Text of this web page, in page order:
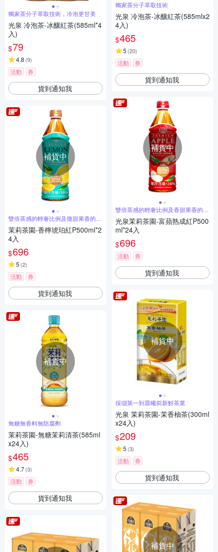
獨家茶分子萃取技術，冷泡更甘美
光泉 冷泡茶-冰釀紅茶(585ml*4
入)
$79
4.8 (9)
活動 券
貨到通知我
補貨中
雙倍茶感的輕奢比例及微甜果香的極
緻療癒
茉莉茶園-香檸琥珀紅P500ml*2
4入
$696
5 (2)
活動 券
貨到通知我
補貨中
無糖無香料無防腐劑
茉莉茶園-無糖茉莉清茶(585ml
x24入)
$465
4.7(3)
活動 券
貨到通知我
獨家茶分子萃取技術
光泉 冷泡茶-冰釀紅茶(585mlx2
4入)
$465
5 (20)
活動 券
貨到通知我
補貨中
雙倍茶感的輕奢比例及香甜果香的極
緻療癒
光泉茉莉茶園-富蘋熟成紅P500
ml*24入
$696
活動 券
貨到通知我
補貨中
採擷第一到晨曦前新鮮茶業
光泉 茉莉茶園-茉香柚茶(300ml
x24入)
$209
5 (3)
活動 券
貨到通知我
補貨中